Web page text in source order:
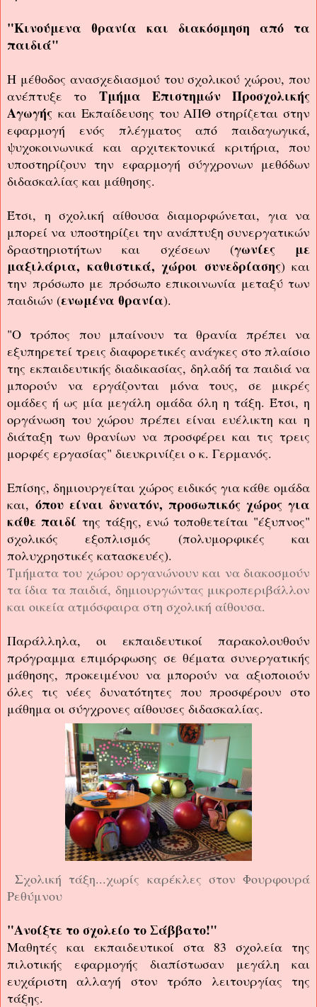
"Κινούμενα θρανία και διακόσμηση από τα
παιδιά"
Η μέθοδος ανασχεδιασμού του σχολικού χώρου, που
ανέπτυξε το Τμήμα Επιστημών Προσχολικής
Αγωγής και Εκπαίδευσης του ΑΠΘ στηρίζεται στην
εφαρμογή ενός πλέγματος από παιδαγωγικά,
ψυχοκοινωνικά και αρχιτεκτονικά κριτήρια, που
υποστηρίζουν την εφαρμογή σύγχρονων μεθόδων
διδασκαλίας και μάθησης.
Έτσι, η σχολική αίθουσα διαμορφώνεται, για να
μπορεί να υποστηρίζει την ανάπτυξη συνεργατικών
δραστηριοτήτων και σχέσεων (γωνίες με
μαξιλάρια, καθιστικά, χώροι συνεδρίασης) και
την πρόσωπο με πρόσωπο επικοινωνία μεταξύ των
παιδιών (ενωμένα θρανία).
"Ο τρόπος που μπαίνουν τα θρανία πρέπει να
εξυπηρετεί τρεις διαφορετικές ανάγκες στο πλαίσιο
της εκπαιδευτικής διαδικασίας, δηλαδή τα παιδιά να
μπορούν να εργάζονται μόνα τους, σε μικρές
ομάδες ή ως μία μεγάλη ομάδα όλη η τάξη. Έτσι, η
οργάνωση του χώρου πρέπει είναι ευέλικτη και η
διάταξη των θρανίων να προσφέρει και τις τρεις
μορφές εργασίας" διευκρινίζει ο κ. Γερμανός.
Επίσης, δημιουργείται χώρος ειδικός για κάθε ομάδα
και, όπου είναι δυνατόν, προσωπικός χώρος για
κάθε παιδί της τάξης, ενώ τοποθετείται "έξυπνος"
σχολικός εξοπλισμός (πολυμορφικές και
πολυχρηστικές κατασκευές).
Τμήματα του χώρου οργανώνουν και να διακοσμούν
τα ίδια τα παιδιά, δημιουργώντας μικροπεριβάλλον
και οικεία ατμόσφαιρα στη σχολική αίθουσα.
Παράλληλα, οι εκπαιδευτικοί παρακολουθούν
πρόγραμμα επιμόρφωσης σε θέματα συνεργατικής
μάθησης, προκειμένου να μπορούν να αξιοποιούν
όλες τις νέες δυνατότητες που προσφέρουν στο
μάθημα οι σύγχρονες αίθουσες διδασκαλίας.
Σχολική τάξη...χωρίς καρέκλες στον Φουρφουρά
Ρεθύμνου
"Ανοίξτε το σχολείο το Σάββατο!"
Μαθητές και εκπαιδευτικοί στα 83 σχολεία της
πιλοτικής εφαρμογής διαπίστωσαν μεγάλη και
ευχάριστη αλλαγή στον τρόπο λειτουργίας της
τάξης.